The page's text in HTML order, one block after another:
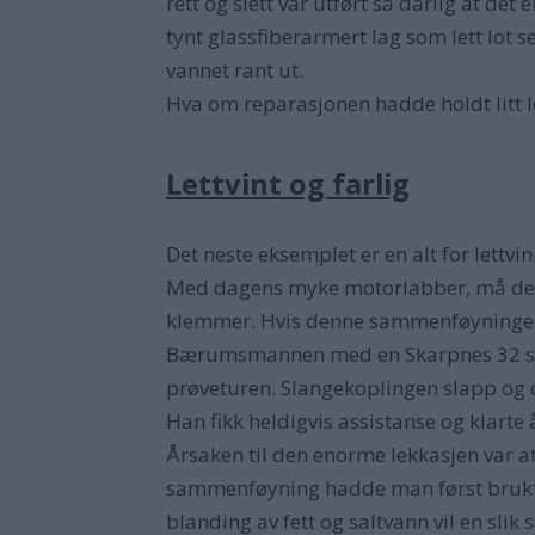
tynt glassfiberarmert lag som lett lot
vannet rant ut.
Hva om reparasjonen hadde holdt litt
Lettvint og farlig
Det neste eksemplet er en alt for
Med dagens myke motorlabber, må
klemmer. Hvis denne
Bærumsmannen med en Skarpnes
prøveturen. Slangekoplingen slapp
Han fikk heldigvis assistanse og klarte
Årsaken til den enorme lekkasjen var
sammenføyning hadde man først
blanding av fett og saltvann vil en